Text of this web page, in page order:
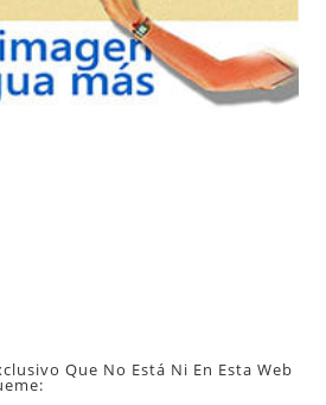
Que No Está Ni En Esta Web